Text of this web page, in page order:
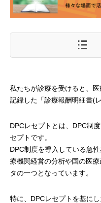
私たちが診療を受けると、
記録した「診療報酬明細書(
DPCレセプトとは、DPC制
セプトです。
DPC制度を導入している急
療機関経営の分析や国の医
タの一つとなっています。
特に、DPCレセプトを基に